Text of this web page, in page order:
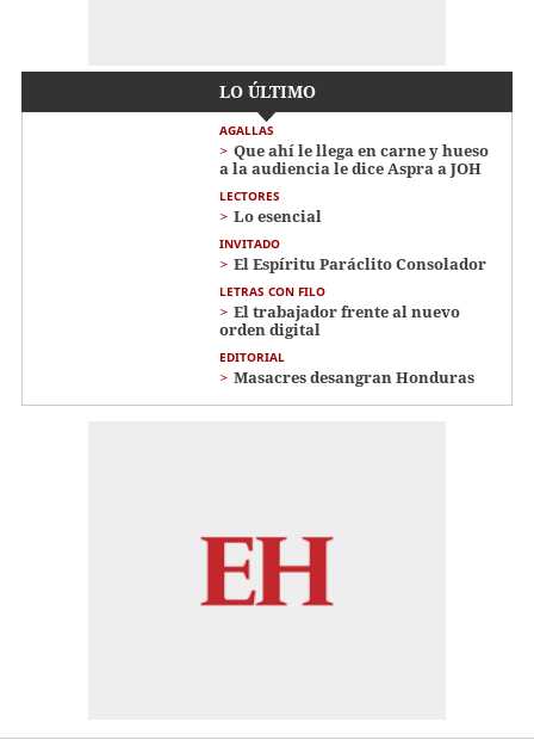
LO ÚLTIMO
AGALLAS
Que ahí le llega en carne y hueso
a la audiencia le dice Aspra a JOH
LECTORES
Lo esencial
INVITADO
El Espíritu Paráclito Consolador
LETRAS CON FILO
El trabajador frente al nuevo
orden digital
EDITORIAL
Masacres desangran Honduras